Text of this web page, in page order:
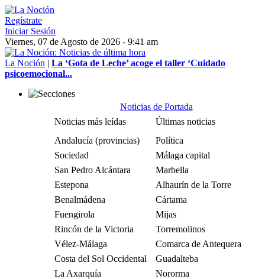
Regístrate
Iniciar Sesión
Viernes, 07 de Agosto de 2026 - 9:41 am
La Noción | La ‘Gota de Leche’ acoge el taller ‘Cuidado
psicoemocional...
Noticias de Portada
Noticias más leídas
Últimas noticias
Andalucía (provincias)
Política
Sociedad
Málaga capital
San Pedro Alcántara
Marbella
Estepona
Alhaurín de la Torre
Benalmádena
Cártama
Fuengirola
Mijas
Rincón de la Victoria
Torremolinos
Vélez-Málaga
Comarca de Antequera
Costa del Sol Occidental
Guadalteba
La Axarquía
Nororma